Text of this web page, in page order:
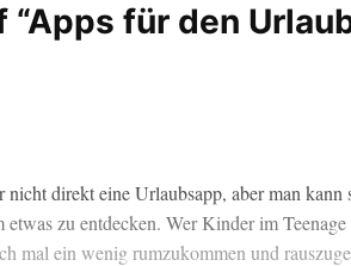
für den
direkt eine Urlaubsapp, aber man
zu entdecken. Wer Kinder im
mal ein wenig rumzukommen und